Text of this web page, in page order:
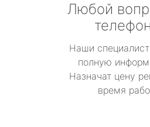
Любой
Наши
полную
Назначат цену
время